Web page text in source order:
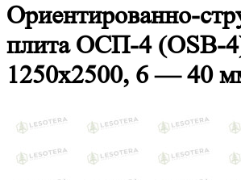
Ориентированно-
плита ОСП-4 (OSB-
1250х2500, 6 — 40